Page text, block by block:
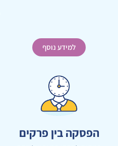
למידע נוסף
הפסקה בין פרקים